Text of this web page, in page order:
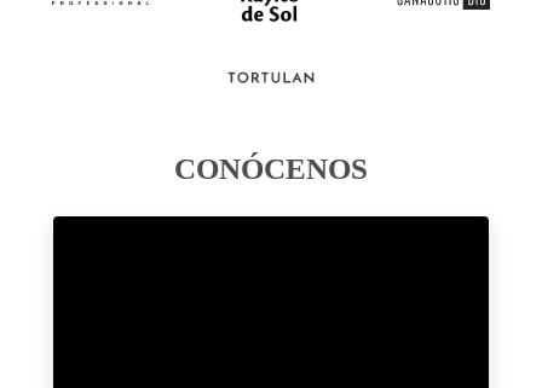
CONÓCENOS